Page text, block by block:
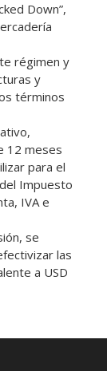
Down”,
régimen y
y
términos
12 meses
para el
Impuesto
IVA e
se
las
a USD